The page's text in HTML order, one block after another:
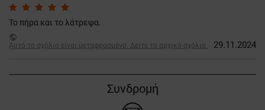
Το πήρα και το λάτρεψα.
public
Αυτό το σχόλιο είναι μεταφρασμένο. Δείτε το αρχικό σχόλιο.
29.11.2024
Συνδρομή